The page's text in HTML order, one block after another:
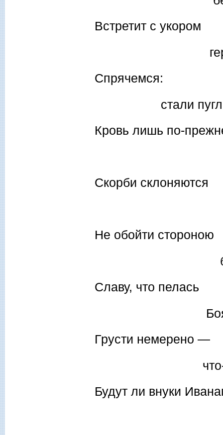
Встретит с укором
герой-
Спрячемся:
стали
Кровь лишь по-
Скорби склоняются
Не обойти стороною
Славу, что пелась
Грусти немерено —
что-то не
Будут ли внуки